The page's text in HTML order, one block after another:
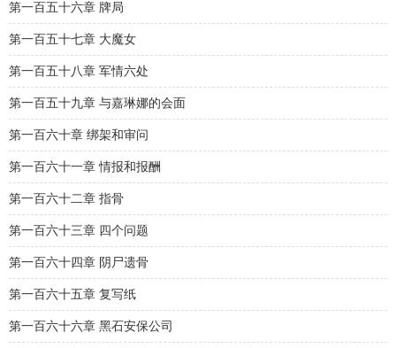
第一百五十六章 牌局
第一百五十七章 大魔女
第一百五十八章 军情六处
第一百五十九章 与嘉琳娜的会面
第一百六十章 绑架和审问
第一百六十一章 情报和报酬
第一百六十二章 指骨
第一百六十三章 四个问题
第一百六十四章 阴尸遗骨
第一百六十五章 复写纸
第一百六十六章 黑石安保公司